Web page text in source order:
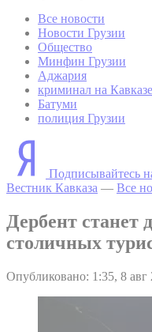
Все новости
Новости Грузии
Общество
Минфин Грузии
Аджария
криминал на Кавказе
Батуми
полиция Грузии
Подписывайтесь
Вестник Кавказа — Все
Дербент станет
столичных
Опубликовано: 1:35, 8